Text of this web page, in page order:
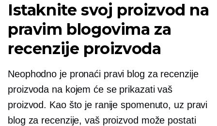
Istaknite svoj proizvod na
pravim blogovima za
recenzije proizvoda
Neophodno je pronaći pravi blog za recenzije
proizvoda na kojem će se prikazati vaš
proizvod. Kao što je ranije spomenuto, uz pravi
blog za recenzije, vaš proizvod može postati